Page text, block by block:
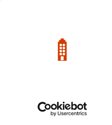
City Center: Average price per